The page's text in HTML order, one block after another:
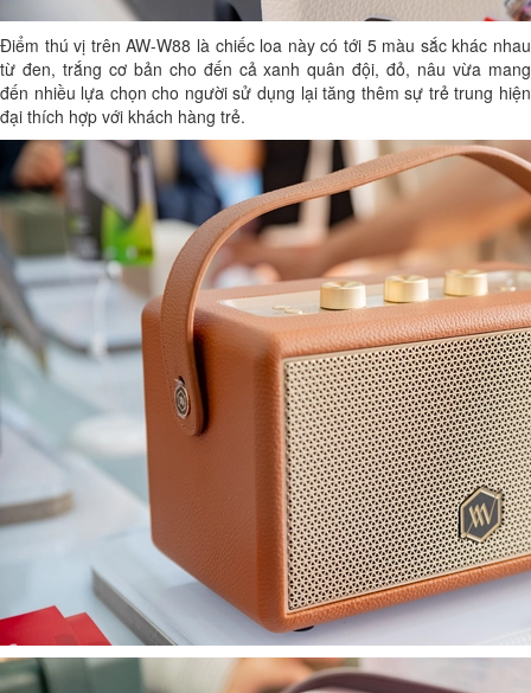
Điểm thú vị trên AW-W88 là chiếc loa này có tới 5 màu sắc khác nhau
từ đen, trắng cơ bản cho đến cả xanh quân đội, đỏ, nâu vừa mang
đến nhiều lựa chọn cho người sử dụng lại tăng thêm sự trẻ trung hiện
đại thích hợp với khách hàng trẻ.